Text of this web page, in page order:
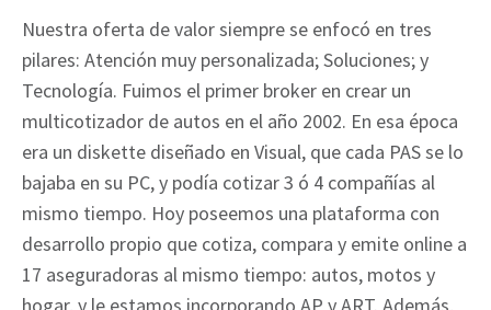
Nuestra oferta de valor siempre se enfocó en tres
pilares: Atención muy personalizada; Soluciones; y
Tecnología. Fuimos el primer broker en crear un
multicotizador de autos en el año 2002. En esa época
era un diskette diseñado en Visual, que cada PAS se lo
bajaba en su PC, y podía cotizar 3 ó 4 compañías al
mismo tiempo. Hoy poseemos una plataforma con
desarrollo propio que cotiza, compara y emite online a
17 aseguradoras al mismo tiempo: autos, motos y